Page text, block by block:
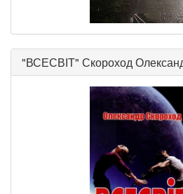
"ВСЕСВІТ" Скороход